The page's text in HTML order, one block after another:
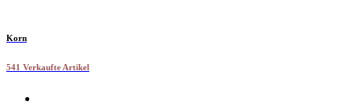
Korn
541 Verkaufte Artikel